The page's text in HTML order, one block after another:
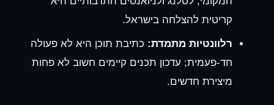
קריטית להצלחה בישראל.
רלוונטיות מתמדת: כתיבת תוכן היא לא פעולה
חד-פעמית; עדכון תכנים קיימים חשוב לא פחות
מיצירת חדשים.